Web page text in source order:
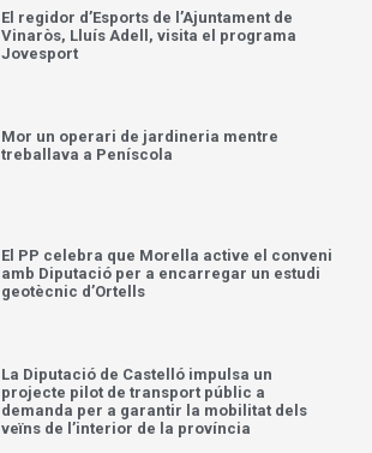
El regidor d’Esports de l’Ajuntament de
Vinaròs, Lluís Adell, visita el programa
Jovesport
Mor un operari de jardineria mentre
treballava a Peníscola
El PP celebra que Morella active el conveni
amb Diputació per a encarregar un estudi
geotècnic d’Ortells
La Diputació de Castelló impulsa un
projecte pilot de transport públic a
demanda per a garantir la mobilitat dels
veïns de l’interior de la província